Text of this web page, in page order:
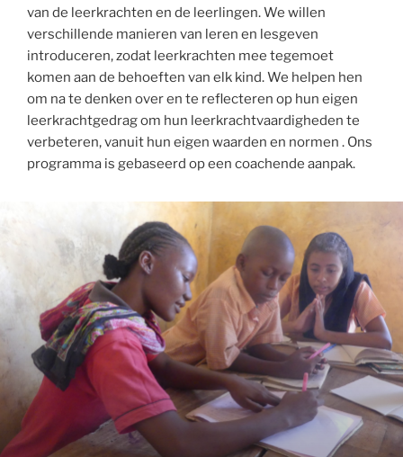
van de leerkrachten en de leerlingen. We willen
verschillende manieren van leren en lesgeven
introduceren, zodat leerkrachten mee tegemoet
komen aan de behoeften van elk kind. We helpen hen
om na te denken over en te reflecteren op hun eigen
leerkrachtgedrag om hun leerkrachtvaardigheden te
verbeteren, vanuit hun eigen waarden en normen . Ons
programma is gebaseerd op een coachende aanpak.